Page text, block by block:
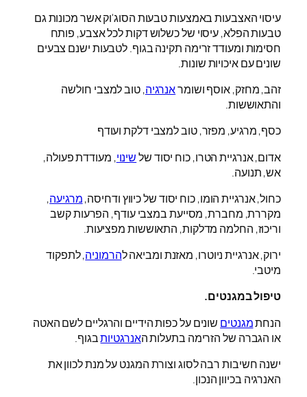
עיסוי האצבעות באמצעות טבעות הסוג'וק אשר מכונות גם
טבעות הפלא, עיסוי של כשלוש דקות לכל אצבע, פותח
חסימות ומעודד זרימה תקינה בגוף. לטבעות ישנם צבעים
שונים עם איכויות שונות.
זהב, מחזק, אוסף ושומראנרגיה, טוב למצבי חולשה
והתאוששות.
כסף, מרגיע, מפזר, טוב למצבי דלקת ועודף
אדום, אנרגיית הטרו, כוח יסוד שלשינוי, מעודדת פעולה,
אש, תנועה.
כחול, אנרגיית הומו, כוח יסוד של כיווץ ודחיסה,מרגיעה,
מקררת, מחברת, מסייעת במצבי עודף, הפרעות קשב
וריכוז, החלמה מדלקות, התאוששות מפציעות.
ירוק, אנרגיית ניוטרו, מאזנת ומביאה להרמוניה, לתפקוד
מיטבי.
טיפול במגנטים.
הנחתמגנטים שונים על כפות הידיים והרגליים לשם האטה
או הגברה של הזרימה בתעלות האנרגטיותבגוף.
ישנה חשיבות רבה לסוג וצורת המגנט על מנת לכוון את
האנרגיה בכיוון הנכון.